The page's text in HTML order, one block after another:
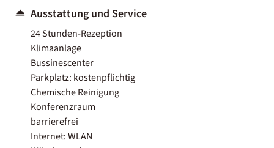
Ausstattung und Service
24 Stunden-Rezeption
Klimaanlage
Bussinescenter
Parkplatz: kostenpflichtig
Chemische Reinigung
Konferenzraum
barrierefrei
Internet: WLAN